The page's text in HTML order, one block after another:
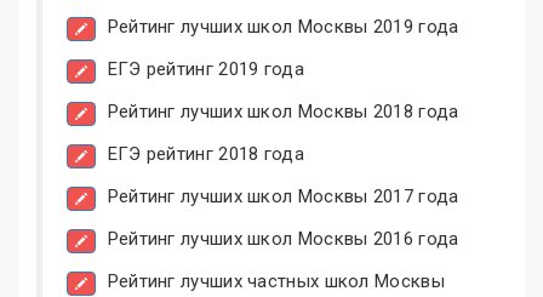
Рейтинг лучших школ Москвы 2019 года
ЕГЭ рейтинг 2019 года
Рейтинг лучших школ Москвы 2018 года
ЕГЭ рейтинг 2018 года
Рейтинг лучших школ Москвы 2017 года
Рейтинг лучших школ Москвы 2016 года
Рейтинг лучших частных школ Москвы